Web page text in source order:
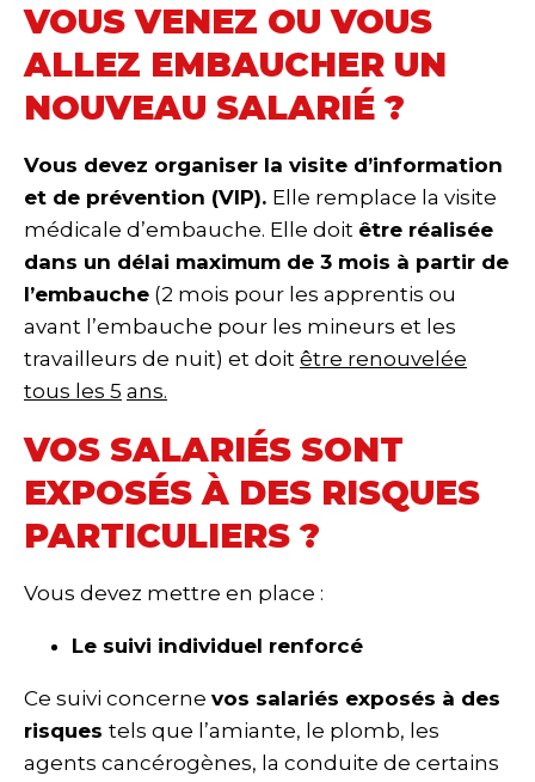
VOUS VENEZ OU VOUS
ALLEZ EMBAUCHER UN
NOUVEAU SALARIÉ ?
Vous devez organiser la visite d’information
et de prévention (VIP). Elle remplace la visite
médicale d’embauche. Elle doit être réalisée
dans un délai maximum de 3 mois à partir de
l’embauche (2 mois pour les apprentis ou
avant l’embauche pour les mineurs et les
travailleurs de nuit) et doit être renouvelée
tous les 5 ans.
VOS SALARIÉS SONT
EXPOSÉS À DES RISQUES
PARTICULIERS ?
Vous devez mettre en place :
Le suivi individuel renforcé
Ce suivi concerne vos salariés exposés à des
risques tels que l’amiante, le plomb, les
agents cancérogènes, la conduite de certains